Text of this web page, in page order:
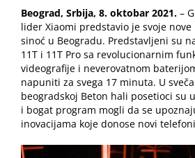
Beograd, Srbija, 8. oktobar 2021. –
lider Xiaomi predstavio je svoje
sinoć u Beogradu. Predstavljeni su
11T i 11T Pro sa revolucionarnim
videografije i neverovatnom
napuniti za svega 17 minuta. U
beogradskoj Beton hali posetioci su
i bogat program mogli da se
inovacijama koje donose novi